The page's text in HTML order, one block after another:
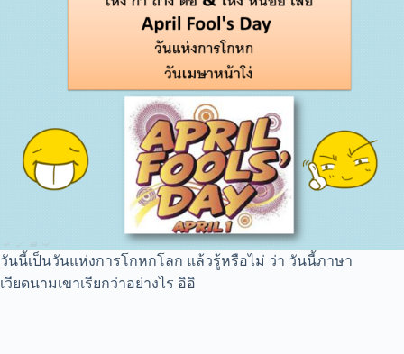
วันนี้เป็นวันแห่งการโกหกโลก แล้วรู้หรือไม่ ว่า วันนี้ภาษา
เวียดนามเขาเรียกว่าอย่างไร อิอิ